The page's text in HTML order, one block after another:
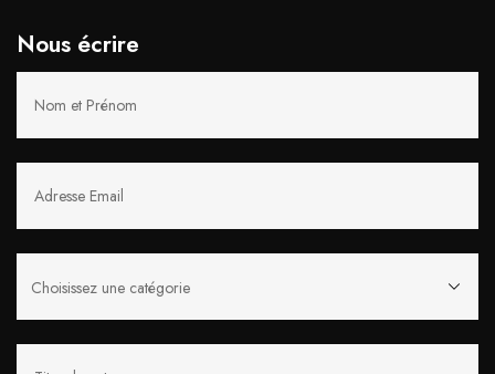
Nous écrire